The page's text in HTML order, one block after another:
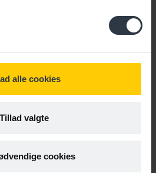
alle cookies
Tillad valgte
cookies
mål og ændre arbejdsgangene.
fælles mål med processen er.
finde løsninger og få ideer til nye
på. På den måde begynder
i selve processen.